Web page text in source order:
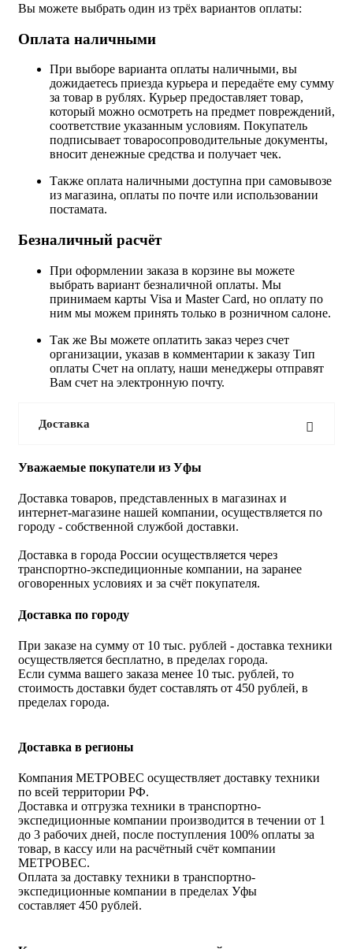
Вы можете выбрать один из трёх вариантов оплаты:
Оплата наличными
При выборе варианта оплаты наличными, вы
дожидаетесь приезда курьера и передаёте ему сумму
за товар в рублях. Курьер предоставляет товар,
который можно осмотреть на предмет повреждений,
соответствие указанным условиям. Покупатель
подписывает товаросопроводительные документы,
вносит денежные средства и получает чек.
Также оплата наличными доступна при самовывозе
из магазина, оплаты по почте или использовании
постамата.
Безналичный расчёт
При оформлении заказа в корзине вы можете
выбрать вариант безналичной оплаты. Мы
принимаем карты Visa и Master Card, но оплату по
ним мы можем принять только в розничном салоне.
Так же Вы можете оплатить заказ через счет
организации, указав в комментарии к заказу Тип
оплаты Счет на оплату, наши менеджеры отправят
Вам счет на электронную почту.
Доставка
Уважаемые покупатели из Уфы
Доставка товаров, представленных в магазинах и
интернет-магазине нашей компании, осуществляется по
городу - собственной службой доставки.
Доставка в города России осуществляется через
транспортно-экспедиционные компании, на заранее
оговоренных условиях и за счёт покупателя.
Доставка по городу
При заказе на сумму от 10 тыс. рублей - доставка техники
осуществляется бесплатно, в пределах города.
Если сумма вашего заказа менее 10 тыс. рублей, то
стоимость доставки будет составлять от 450 рублей, в
пределах города.
Доставка в регионы
Компания МЕТРОВЕС осуществляет доставку техники
по всей территории РФ.
Доставка и отгрузка техники в транспортно-
экспедиционные компании производится в течении от 1
до 3 рабочих дней, после поступления 100% оплаты за
товар, в кассу или на расчётный счёт компании
МЕТРОВЕС.
Оплата за доставку техники в транспортно-
экспедиционные компании в пределах Уфы
составляет 450 рублей.